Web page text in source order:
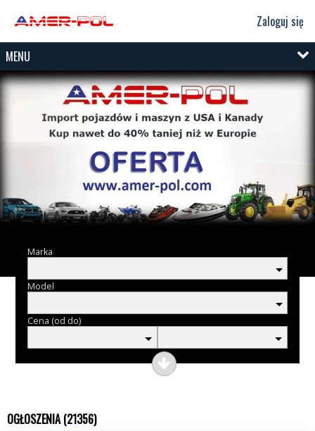
Zaloguj się
MENU
Marka
Model
Cena (od do)
OGŁOSZENIA (21356)